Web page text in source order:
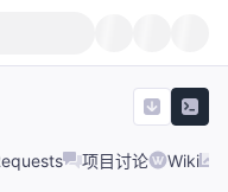
项目讨论 Wiki